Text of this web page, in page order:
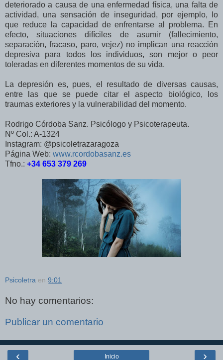
deteriorado a causa de una enfermedad física, una falta de
actividad, una sensación de inseguridad, por ejemplo, lo
que reduce la capacidad de enfrentarse al problema. En
efecto, situaciones difíciles de asumir (fallecimiento,
separación, fracaso, paro, vejez) no implican una reacción
depresiva para todos los individuos, son mejor o peor
toleradas en diferentes momentos de su vida.
La depresión es, pues, el resultado de diversas causas,
entre las que se puede citar el aspecto biológico, los
traumas exteriores y la vulnerabilidad del momento.
Rodrigo Córdoba Sanz. Psicólogo y Psicoterapeuta.
Nº Col.: A-1324
Instagram: @psicoletrazaragoza
Página Web: www.rcordobasanz.es
Tfno.: +34 653 379 269
Psicoletra en 9:01
No hay comentarios:
Publicar un comentario
‹ ›
Inicio